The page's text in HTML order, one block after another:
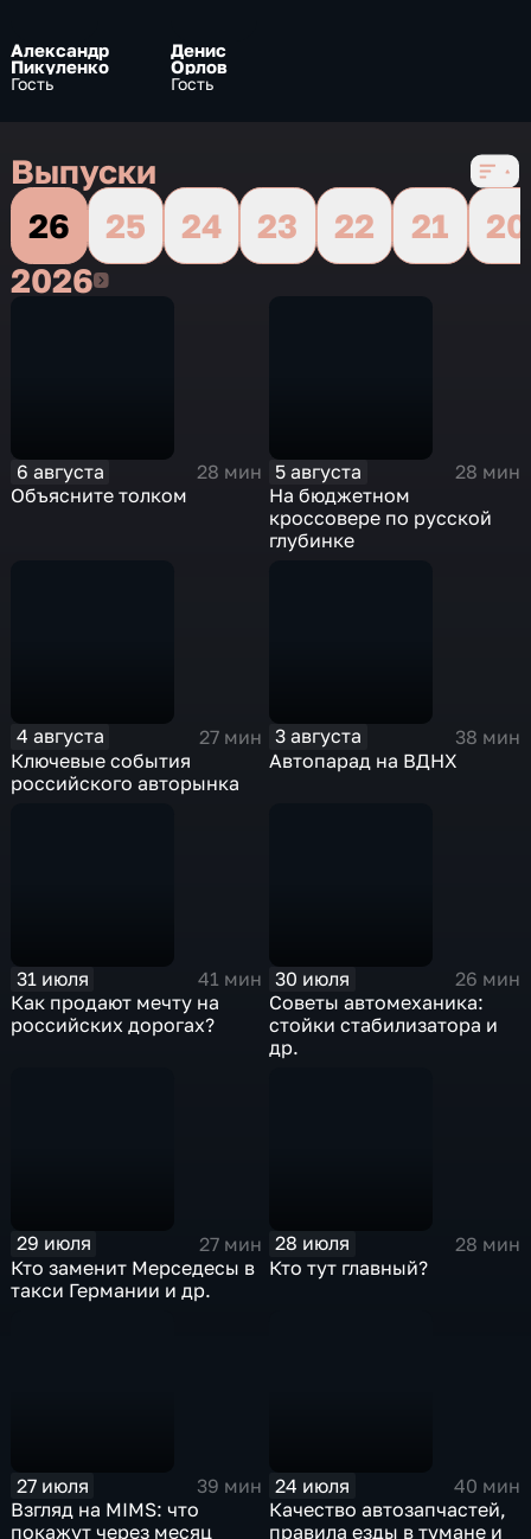
Александр
Пикуленко
Гость
Денис
Орлов
Гость
Выпуски
26
25 24 23 22 21
20
20262026
6 августа
28 мин
Объясните толком
5 августа
28 мин
На бюджетном
кроссовере по русской
глубинке
4 августа
27 мин
Ключевые события
российского авторынка
3 августа
38 мин
Автопарад на ВДНХ
31 июля
41 мин
Как продают мечту на
российских дорогах?
30 июля
26 мин
Советы автомеханика:
стойки стабилизатора и
др.
29 июля
27 мин
Кто заменит Мерседесы в
такси Германии и др.
28 июля
28 мин
Кто тут главный?
27 июля
39 мин
Взгляд на MIMS: что
покажут через месяц
24 июля
40 мин
Качество автозапчастей,
правила езды в тумане и